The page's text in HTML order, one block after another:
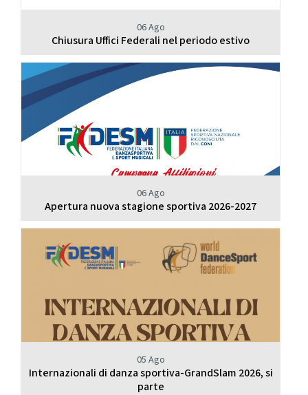
06 Ago
Chiusura Uffici Federali nel periodo estivo
06 Ago
Apertura nuova stagione sportiva 2026-2027
05 Ago
Internazionali di danza sportiva-GrandSlam 2026, si
parte